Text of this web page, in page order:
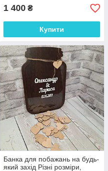
1 400 ₴
Купити
Банка для побажань на будь-
який захід Різні розміри,